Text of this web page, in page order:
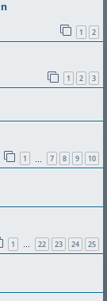
1 2
1 2 3
1 7 8 9 10
1 … 22 23 24 25